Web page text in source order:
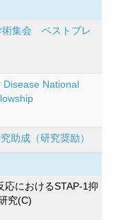
術集会 ベストプレ
National
助成（研究奨励）
応におけるSTAP-1抑
究(C)